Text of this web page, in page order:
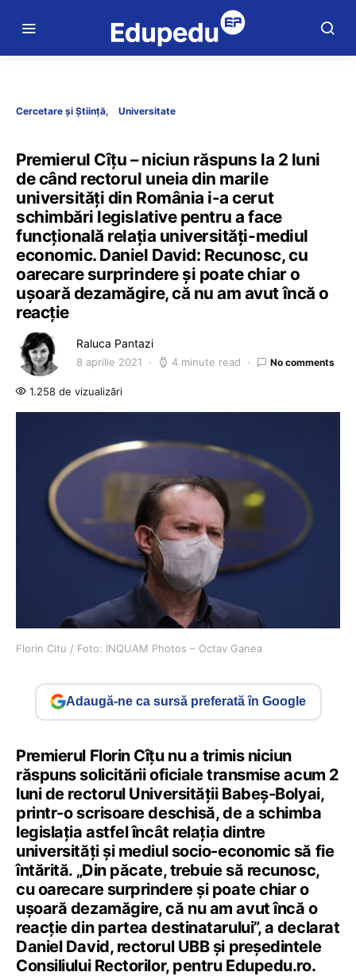
Cercetare și Știință Universitate
Premierul Cîțu – niciun răspuns la 2 luni
de când rectorul uneia din marile
universități din România i-a cerut
schimbări legislative pentru a face
funcțională relația universități-mediul
economic. Daniel David: Recunosc, cu
oarecare surprindere și poate chiar o
ușoară dezamăgire, că nu am avut încă o
reacție
Raluca Pantazi
8 aprilie 2021 4 minute read No comments
1.258 de vizualizări
Florin Citu / Foto: INQUAM Photos – Octav Ganea
Adaugă-ne ca sursă preferată în Google
Premierul Florin Cîțu nu a trimis niciun
răspuns solicitării oficiale transmise acum 2
luni de rectorul Universității Babeș-Bolyai,
printr-o scrisoare deschisă, de a schimba
legislația astfel încât relația dintre
universități și mediul socio-economic să fie
întărită. „Din păcate, trebuie să recunosc,
cu oarecare surprindere și poate chiar o
ușoară dezamăgire, că nu am avut încă o
reacție din partea destinatarului”, a declarat
Daniel David, rectorul UBB și președintele
Consiliului Rectorilor, pentru Edupedu.ro.